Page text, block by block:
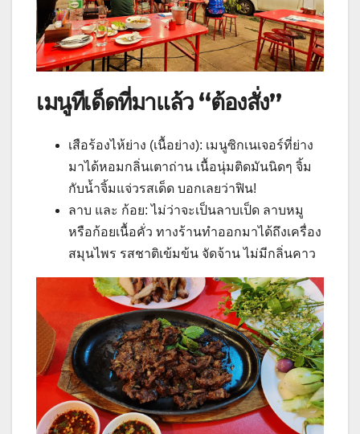
เมนูทีเด็ดที่มาแล้ว “ต้องสั่ง”
เสือร้องไห้ย่าง (เนื้อย่าง): เมนูซิกเนเจอร์ที่ย่าง
มาได้หอมกลิ่นเตาถ่าน เนื้อนุ่มติดมันนิดๆ จิ้ม
กับน้ำจิ้มแจ่วรสเด็ด บอกเลยว่าฟิน!
ลาบ และ ก้อย: ไม่ว่าจะเป็นลาบเป็ด ลาบหมู
หรือก้อยเนื้อคั่ว ทางร้านทำออกมาได้ถึงเครื่อง
สมุนไพร รสชาติเข้มข้น จัดจ้าน ไม่มีกลิ่นคาว